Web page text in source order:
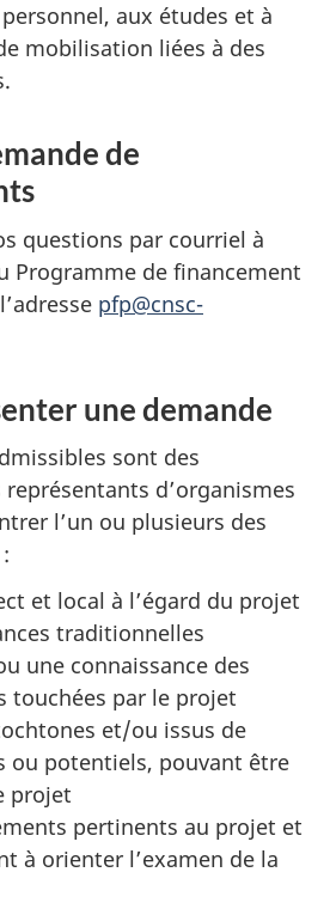
aux études et à
mobilisation liées à des
de
questions par courriel à
Programme de financement
pfp@cnsc-
une demande
sont des
d’organismes
l’un ou plusieurs des
et local à l’égard du projet
traditionnelles
une connaissance des
touchées par le projet
et/ou issus de
ou potentiels, pouvant être
projet
pertinents au projet et
à orienter l’examen de la